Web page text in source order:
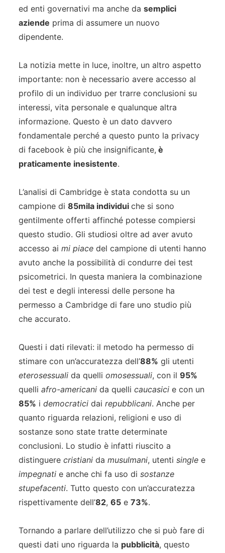
ed enti governativi ma anche da semplici
aziende prima di assumere un nuovo
dipendente.
La notizia mette in luce, inoltre, un altro aspetto
importante: non è necessario avere accesso al
profilo di un individuo per trarre conclusioni su
interessi, vita personale e qualunque altra
informazione. Questo è un dato davvero
fondamentale perché a questo punto la privacy
di facebook è più che insignificante, è
praticamente inesistente.
L’analisi di Cambridge è stata condotta su un
campione di 85mila individui che si sono
gentilmente offerti affinché potesse compiersi
questo studio. Gli studiosi oltre ad aver avuto
accesso ai mi piacedel campione di utenti hanno
avuto anche la possibilità di condurre dei test
psicometrici. In questa maniera la combinazione
dei test e degli interessi delle persone ha
permesso a Cambridge di fare uno studio più
che accurato.
Questi i dati rilevati: il metodo ha permesso di
stimare con un’accuratezza dell’88% gli utenti
eterosessualida quelli omosessuali, con il 95%
quelli afro-americanida quelli caucasicie con un
85% i democraticidai repubblicani. Anche per
quanto riguarda relazioni, religioni e uso di
sostanze sono state tratte determinate
conclusioni. Lo studio è infatti riuscito a
distinguere cristianida musulmani, utenti singlee
impegnatie anche chi fa uso di sostanze
stupefacenti. Tutto questo con un’accuratezza
rispettivamente dell’82, 65e 73%.
Tornando a parlare dell’utilizzo che si può fare di
questi dati uno riguarda la pubblicità, questo